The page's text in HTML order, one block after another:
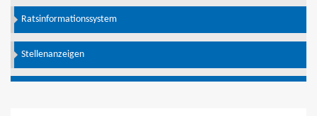
Ratsinformationssystem
Stellenanzeigen